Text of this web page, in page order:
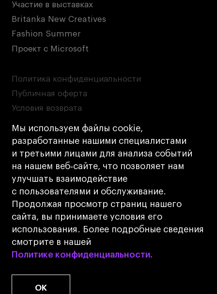
Мы используем файлы cookie,
разработанные нашими специалистами
и третьими лицами для анализа событий
на нашем веб‑сайте, что позволяет нам
улучшать взаимодействие
с пользователями и обслуживание.
Продолжая просмотр страниц нашего
сайта, вы принимаете условия его
использования. Более подробные сведения
смотрите в нашей
Политике конфиденциальности.
Политике конфиденциальности.
OK
Участие в выставках
Britanka New Creatives
Fashion Summer
Проект с Microsoft
© 2026 БВШД
Политика конфиденциальности
Публичная оферта
Условия возврата
Кредит на образование с господдержкой
Лицензия на осуществление образовательной
деятельности АНО ВО «Универсальный
Университет»
Карта сайта
Дизайн
Разработка